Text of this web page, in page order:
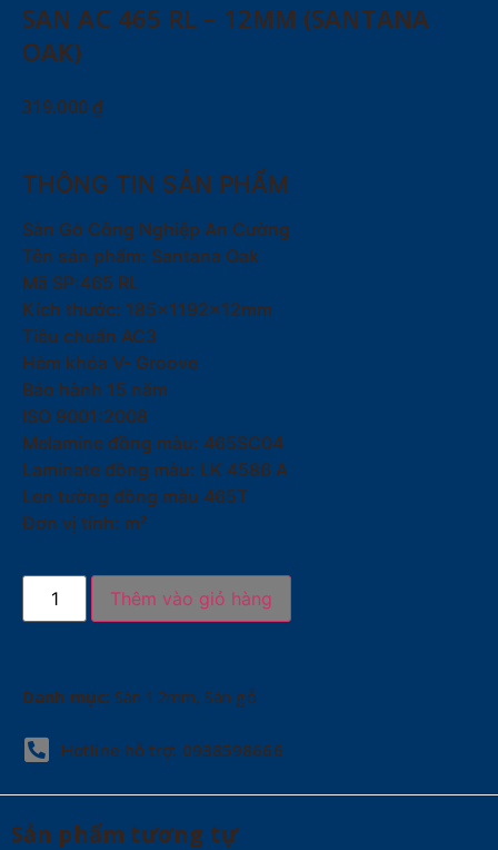
SAN AC 465 RL – 12MM (SANTANA
OAK)
319.000 ₫
THÔNG TIN SẢN PHẨM
Sàn Gỗ Công Nghiệp An Cường
Tên sản phẩm: Santana Oak
Mã SP:465 RL
Kích thước: 185x1192x12mm
Tiêu chuẩn AC3
Hèm khóa V- Groove
Bảo hành 15 năm
ISO 9001:2008
Melamine đồng màu: 465SC04
Laminate đồng màu: LK 4586 A
Len tường đồng màu 465T
Đơn vị tính: m²
Thêm vào giỏ hàng
Danh mục: Sàn 12mm, Sàn gỗ
Hotline hỗ trợ: 0938598666
Sản phẩm tương tự